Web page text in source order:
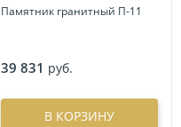
Памятник гранитный П-11
39 831 руб.
В КОРЗИНУ